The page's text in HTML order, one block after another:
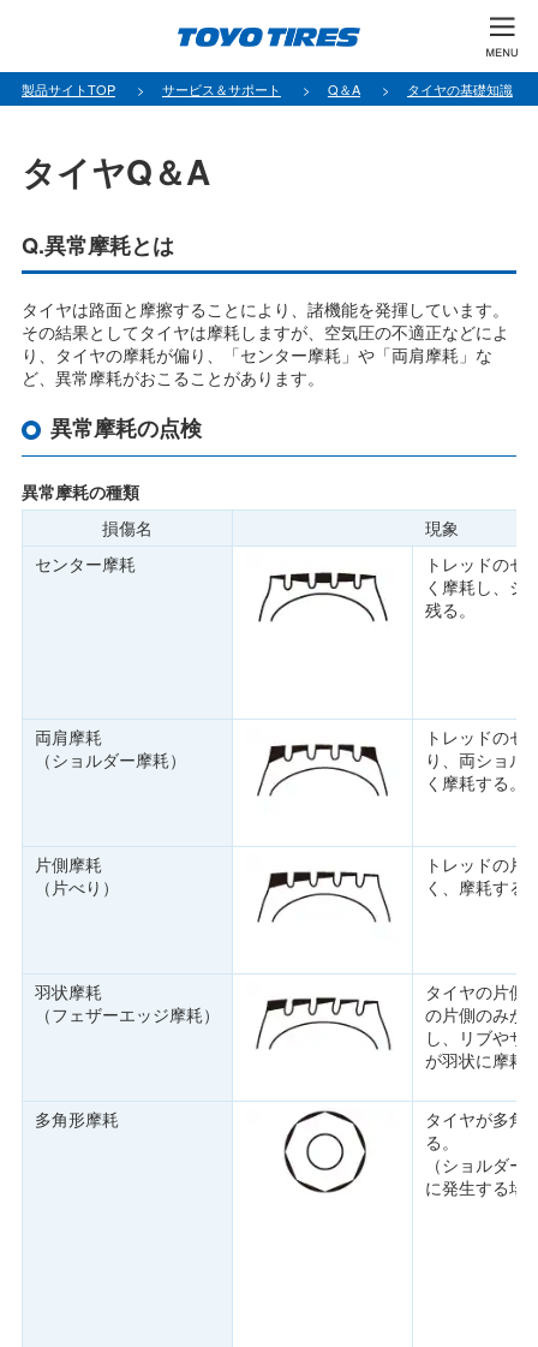
製品サイトTOP サービス＆サポート Q＆A タイヤの基礎知識
タイヤQ＆A
Q.異常摩耗とは
タイヤは路面と摩擦することにより、諸機能を発揮しています。
その結果としてタイヤは摩耗しますが、空気圧の不適正などによ
り、タイヤの摩耗が偏り、「センター摩耗」や「両肩摩耗」な
ど、異常摩耗がおこることがあります。
異常摩耗の点検
異常摩耗の種類
損傷名
現象
センター摩耗
トレッドのセ
く摩耗し、シ
残る。
両肩摩耗
（ショルダー摩耗）
トレッドのセ
り、両ショル
く摩耗する。
片側摩耗
（片べり）
トレッドの片
く、摩耗する
羽状摩耗
（フェザーエッジ摩耗）
タイヤの片側
の片側のみが
し、リブやサ
が羽状に摩耗
多角形摩耗
タイヤが多角
る。
（ショルダー
に発生する場